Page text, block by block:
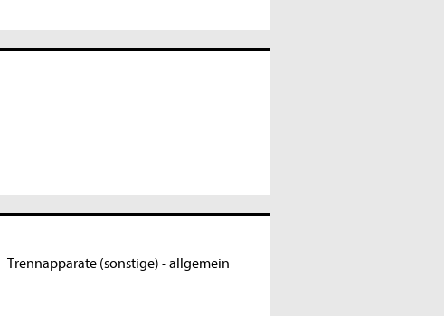
·Trennapparate (sonstige) - allgemein ·